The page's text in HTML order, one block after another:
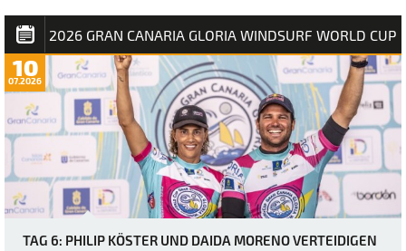
Masters. Die sich stetig verb…
2026 GRAN CANARIA GLORIA WINDSURF WORLD CUP
10
07.2026
TAG 6: PHILIP KÖSTER UND DAIDA MORENO VERTEIDIGEN